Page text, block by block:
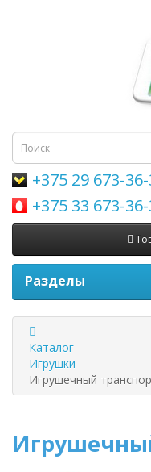
+375 29 673-
+375 33 673-
Разделы
Каталог
Игрушки
Игрушечный